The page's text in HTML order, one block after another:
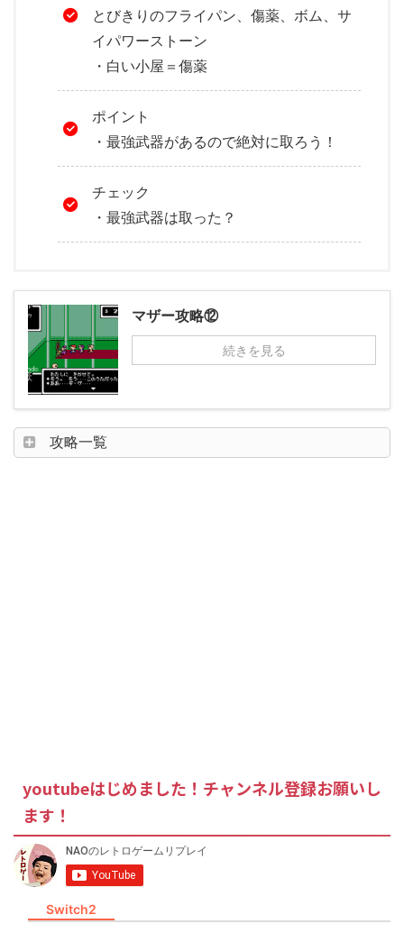
とびきりのフライパン、傷薬、ボム、サ
イパワーストーン
・白い小屋＝傷薬
ポイント
・最強武器があるので絶対に取ろう！
チェック
・最強武器は取った？
マザー攻略⑫
続きを見る
攻略一覧
youtubeはじめました！チャンネル登録お願いし
ます！
Switch2